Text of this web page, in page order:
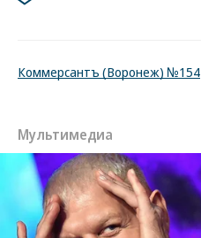
Коммерсантъ (Воронеж) №154
Мультимедиа